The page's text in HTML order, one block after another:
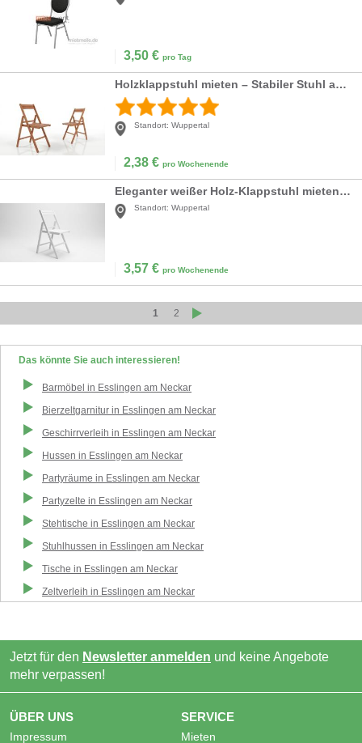
3,50 € pro Tag
Holzklappstuhl mieten – Stabiler Stuhl aus Buchenholz für Events & Hochzeiten
Standort: Wuppertal
2,38 € pro Wochenende
Eleganter weißer Holz-Klappstuhl mieten – Praktischer Hochzeitsstuhl für Ihre Feier
Standort: Wuppertal
3,57 € pro Wochenende
1 2
Das könnte Sie auch interessieren!
Barmöbel in Esslingen am Neckar
Bierzeltgarnitur in Esslingen am Neckar
Geschirrverleih in Esslingen am Neckar
Hussen in Esslingen am Neckar
Partyräume in Esslingen am Neckar
Partyzelte in Esslingen am Neckar
Stehtische in Esslingen am Neckar
Stuhlhussen in Esslingen am Neckar
Tische in Esslingen am Neckar
Zeltverleih in Esslingen am Neckar
Jetzt für den Newsletter anmelden und keine Angebote
mehr verpassen!
ÜBER UNS
Impressum
SERVICE
Mieten